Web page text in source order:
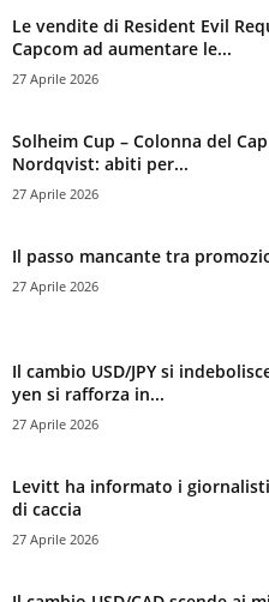
Le vendite di Resident Evil
Capcom ad aumentare le...
27 Aprile 2026
Solheim Cup – Colonna del
Nordqvist: abiti per...
27 Aprile 2026
Il passo mancante tra
27 Aprile 2026
Il cambio USD/JPY si
yen si rafforza in...
27 Aprile 2026
Levitt ha informato i
di caccia
27 Aprile 2026